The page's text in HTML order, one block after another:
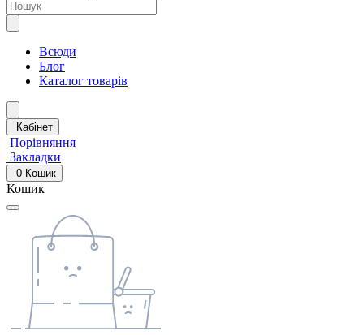
Всюди
Блог
Каталог товарів
Кабінет
Порівняння
Закладки
0 Кошик
Кошик